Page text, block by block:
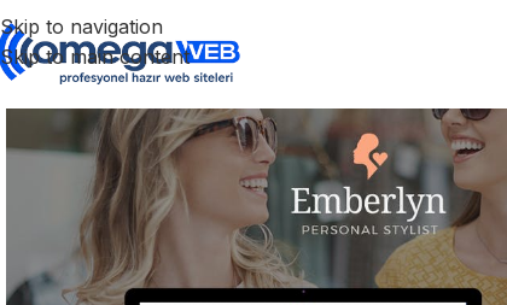
Skip to navigation
Skip to main content